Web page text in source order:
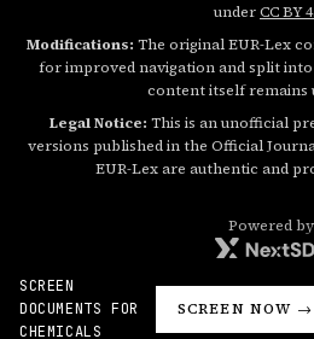
underCC BY
Modifications: The original EUR-Lex
for improved navigation and split into
content itself remains
Legal Notice: This is an unofficial
versions published in the Official
EUR-Lex are authentic and
Powered by
SCREEN
DOCUMENTS FOR
CHEMICALS
SCREEN NOW →